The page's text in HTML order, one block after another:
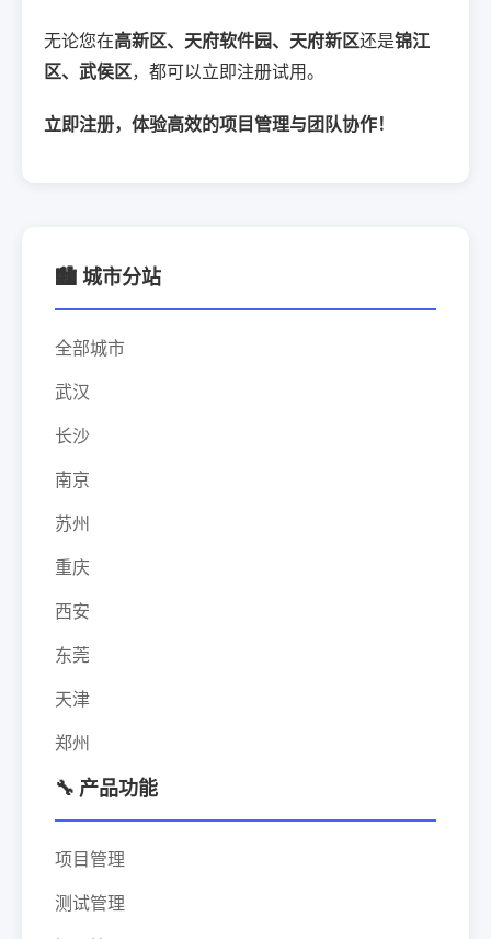
无论您在高新区、天府软件园、天府新区还是锦江
区、武侯区，都可以立即注册试用。
立即注册，体验高效的项目管理与团队协作！
🏙️ 城市分站
全部城市
武汉
长沙
南京
苏州
重庆
西安
东莞
天津
郑州
🔧 产品功能
项目管理
测试管理